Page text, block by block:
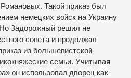
Романовых. Такой приказ был
немецких войск на Украину
Но Задорожный решил не
совета и продолжал
из большевистской
семьи. Учитывая
он использовал дворец как